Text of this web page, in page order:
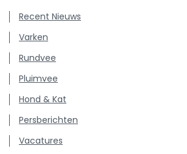
Recent Nieuws
Varken
Rundvee
Pluimvee
Hond & Kat
Persberichten
Vacatures